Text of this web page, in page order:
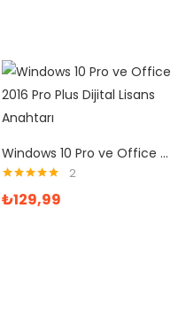
Windows 10 Pro ve Office 2016 Pro Plus Dijital Lisans Anahtarı
5.00oy aldı
2
₺129,99